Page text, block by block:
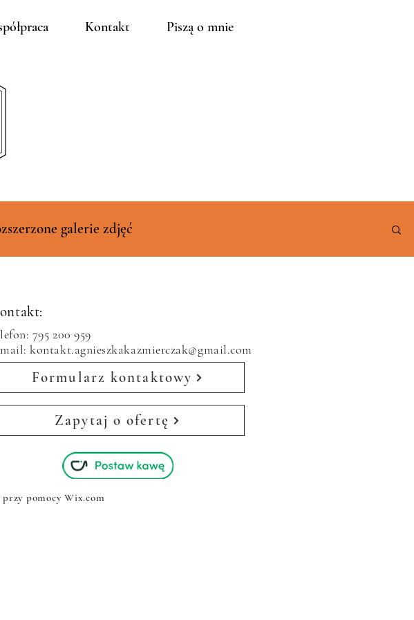
Kontakt Piszą o mnie
galerie zdjęć
795 200 959
kontakt.agnieszkakazmierczak@gmail.com
Formularz kontaktowy
Zapytaj o ofertę
pomocy Wix.com